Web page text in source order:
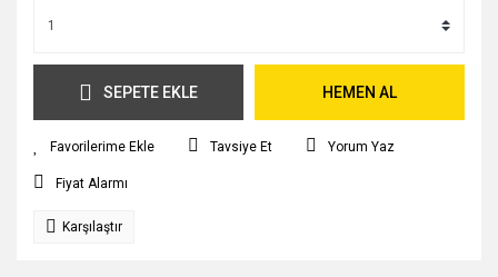
SEPETE EKLE HEMEN AL
Tavsiye Et Yorum Yaz
Fiyat Alarmı
Karşılaştır